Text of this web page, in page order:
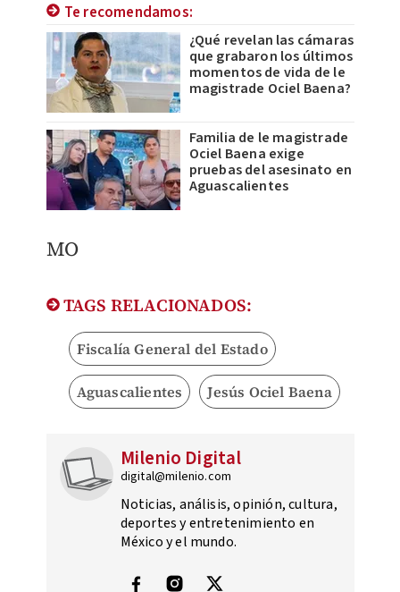
Te recomendamos:
¿Qué revelan las cámaras
que grabaron los últimos
momentos de vida de le
magistrade Ociel Baena?
Familia de le magistrade
Ociel Baena exige
pruebas del asesinato en
Aguascalientes
MO
TAGS RELACIONADOS:
Fiscalía General del Estado
Aguascalientes Jesús Ociel Baena
Milenio Digital
digital@milenio.com
Noticias, análisis, opinión, cultura,
deportes y entretenimiento en
México y el mundo.